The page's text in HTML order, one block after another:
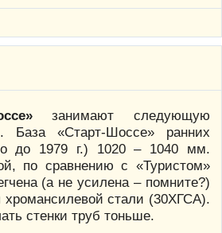
занимают следующую
База «Старт-Шоссе» ранних
до 1979 г.) 1020 – 1040 мм.
по сравнению с «Туристом»
(а не усилена – помните?)
хромансилевой стали (30ХГСА).
стенки труб тоньше.